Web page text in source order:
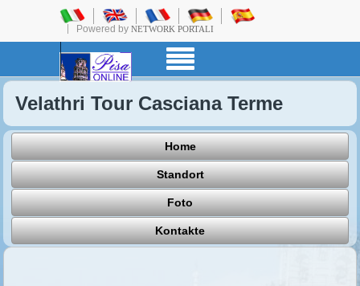
Powered by NETWORK PORTALI
Velathri Tour Casciana Terme
Home
Standort
Foto
Kontakte